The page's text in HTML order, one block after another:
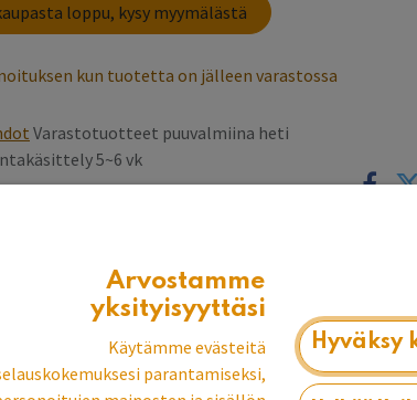
loppu, kysy myymälästä
kun tuotetta on jälleen varastossa
Varastotuotteet puuvalmiina heti
5~6 vk
sen lattialle sellaisenaan tai kiinnittää pohjaan
komuutin päälle.
Arvostamme
yksityisyyttäsi
Käytämme evästeitä
parantamiseksi,
Hyväksy